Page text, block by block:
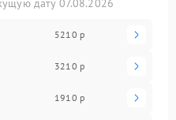
дату 07.08.2026
5210 р
3210 р
1910 р